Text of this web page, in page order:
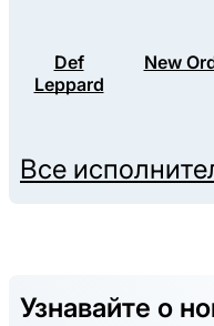
Def
Leppard
New
Все
Узнавайте о